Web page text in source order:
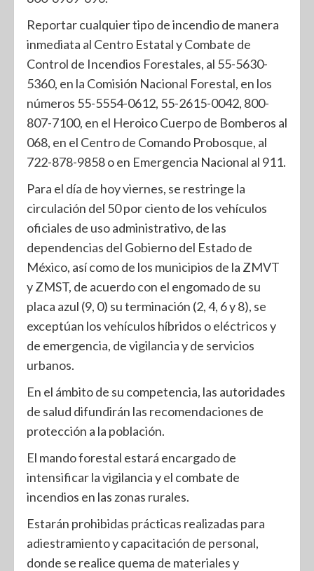
Reportar cualquier tipo de incendio de manera
inmediata al Centro Estatal y Combate de
Control de Incendios Forestales, al 55-5630-
5360, en la Comisión Nacional Forestal, en los
números 55-5554-0612, 55-2615-0042, 800-
807-7100, en el Heroico Cuerpo de Bomberos al
068, en el Centro de Comando Probosque, al
722-878-9858 o en Emergencia Nacional al 911.
Para el día de hoy viernes, se restringe la
circulación del 50 por ciento de los vehículos
oficiales de uso administrativo, de las
dependencias del Gobierno del Estado de
México, así como de los municipios de la ZMVT
y ZMST, de acuerdo con el engomado de su
placa azul (9, 0) su terminación (2, 4, 6 y 8), se
exceptúan los vehículos híbridos o eléctricos y
de emergencia, de vigilancia y de servicios
urbanos.
En el ámbito de su competencia, las autoridades
de salud difundirán las recomendaciones de
protección a la población.
El mando forestal estará encargado de
intensificar la vigilancia y el combate de
incendios en las zonas rurales.
Estarán prohibidas prácticas realizadas para
adiestramiento y capacitación de personal,
donde se realice quema de materiales y